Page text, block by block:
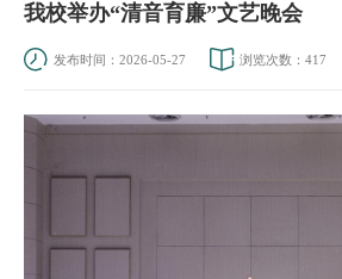
我校举办“清音育廉”文艺晚会
发布时间：2026-05-27 浏览次数： 417